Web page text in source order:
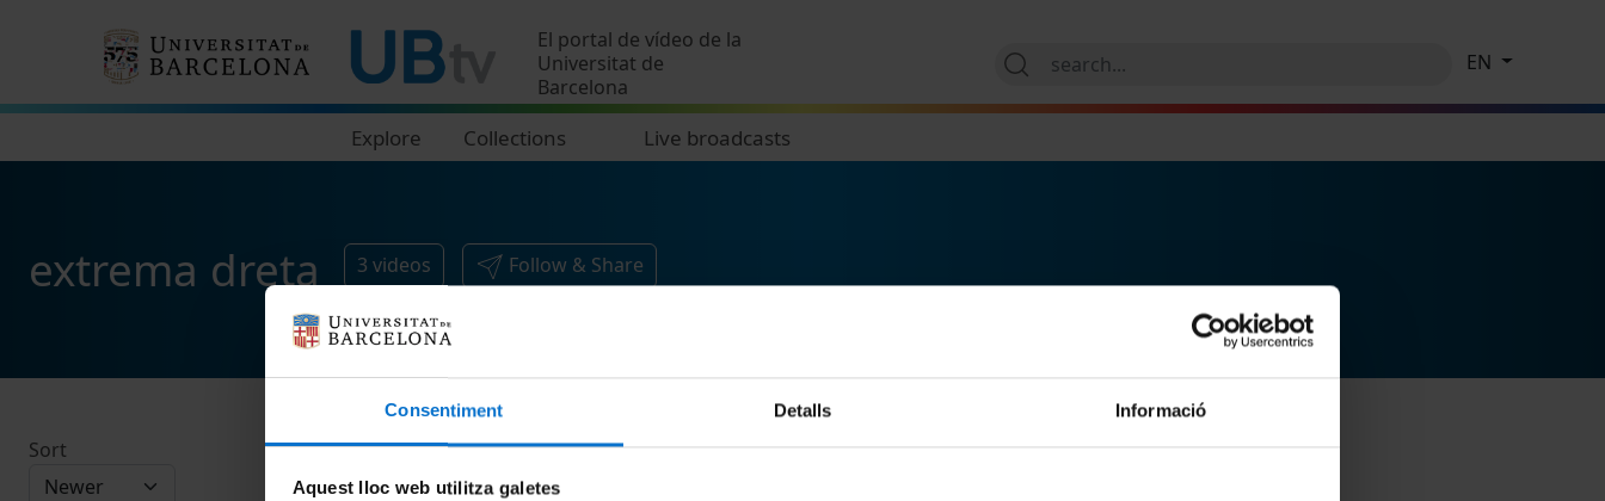
Consentiment Detalls Informació
Aquest lloc web utilitza galetes
El portal de vídeo de la
Universitat de
Barcelona
Explore Collections Live broadcasts
EN
extrema dreta 3 videos Follow & Share
Sort